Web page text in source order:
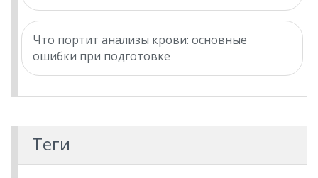
Что портит анализы крови: основные
ошибки при подготовке
Теги